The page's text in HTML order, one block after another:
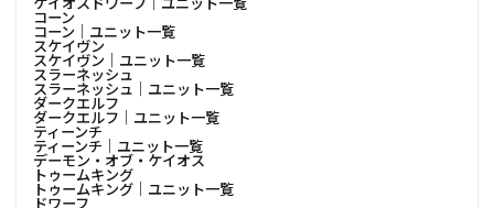
コーン
コーン│ユニット一覧
スケイヴン
スケイヴン│ユニット一覧
スラーネッシュ
スラーネッシュ│ユニット一覧
ダークエルフ
ダークエルフ│ユニット一覧
ティーンチ
ティーンチ│ユニット一覧
デーモン・オブ・ケイオス
トゥームキング
トゥームキング│ユニット一覧
ドワーフ